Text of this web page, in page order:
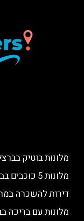
מלונות בוטיק
מלונות 5 כוכבים בברצלונה – בתי מלון יוקרתיים
דירות להשכרה
מלונות עם בריכה